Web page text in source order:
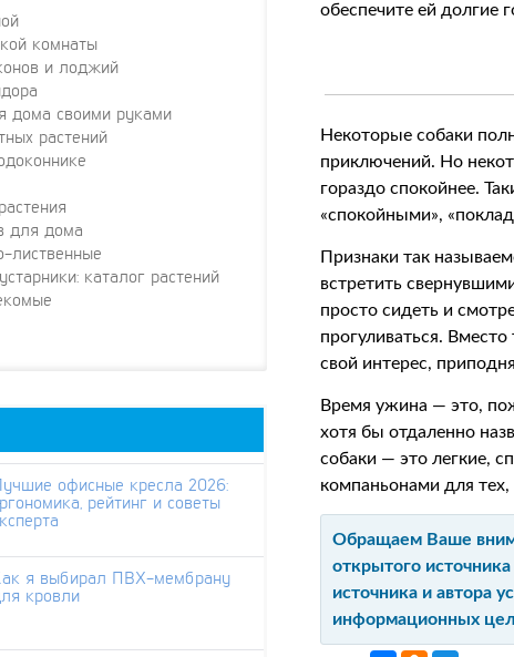
обеспечите ей долгие
Некоторые собаки
приключений. Но
гораздо спокойнее.
«спокойными»,
Признаки так
встретить
просто сидеть и
прогуливаться.
свой интерес,
Время ужина — это,
хотя бы отдаленно
собаки — это легкие,
компаньонами для
Обращаем Ваше
открытого источника
источника и автора
информационных
комнаты
и лоджий
дома своими руками
растений
для дома
лиственные
каталог растений
офисные кресла 2026:
рейтинг и советы
я выбирал ПВХ-мембрану
кровли